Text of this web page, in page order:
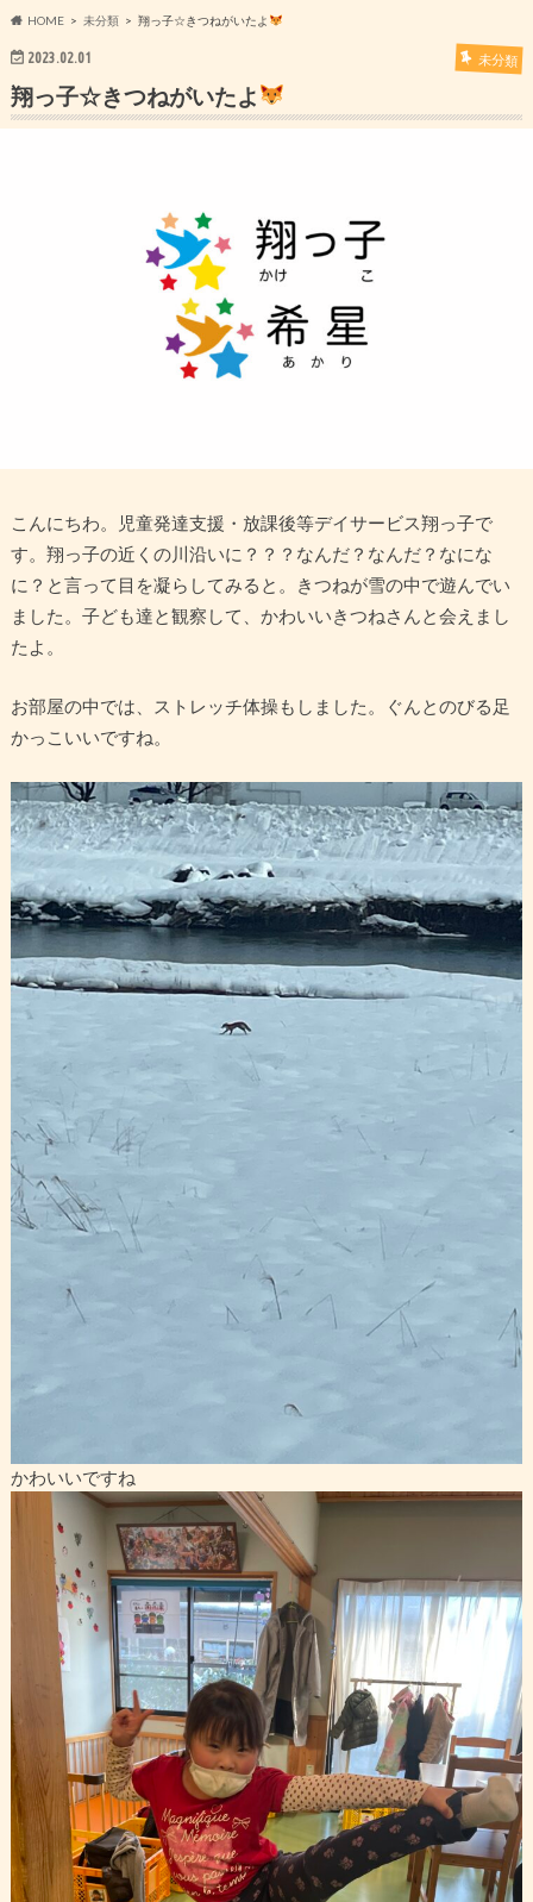
HOME 未分類 翔っ子☆きつねがいたよ
2023.02.01 未分類
翔っ子☆きつねがいたよ
こんにちわ。児童発達支援・放課後等デイサービス翔っ子で
す。翔っ子の近くの川沿いに？？？なんだ？なんだ？なにな
に？と言って目を凝らしてみると。きつねが雪の中で遊んでい
ました。子ども達と観察して、かわいいきつねさんと会えまし
たよ。
お部屋の中では、ストレッチ体操もしました。ぐんとのびる足
かっこいいですね。
かわいいですね